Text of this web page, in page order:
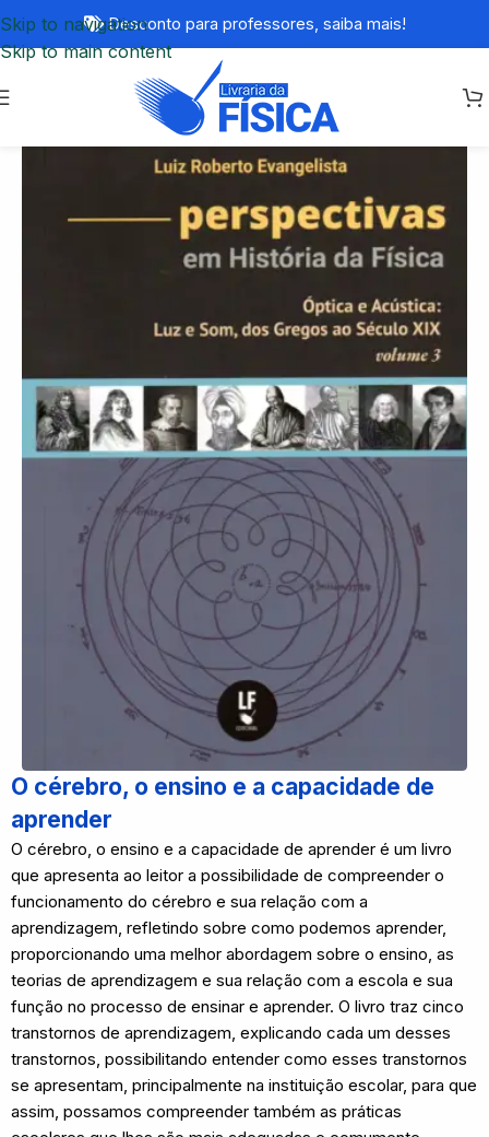
Skip to navigation
Skip to main content
Desconto para professores, saiba mais!
O cérebro, o ensino e a capacidade de
aprender
O cérebro, o ensino e a capacidade de aprender é um livro
que apresenta ao leitor a possibilidade de compreender o
funcionamento do cérebro e sua relação com a
aprendizagem, refletindo sobre como podemos aprender,
proporcionando uma melhor abordagem sobre o ensino, as
teorias de aprendizagem e sua relação com a escola e sua
função no processo de ensinar e aprender. O livro traz cinco
transtornos de aprendizagem, explicando cada um desses
transtornos, possibilitando entender como esses transtornos
se apresentam, principalmente na instituição escolar, para que
assim, possamos compreender também as práticas